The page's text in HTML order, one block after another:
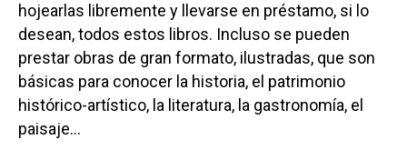
hojearlas libremente y llevarse en préstamo, si lo
desean, todos estos libros. Incluso se pueden
prestar obras de gran formato, ilustradas, que son
básicas para conocer la historia, el patrimonio
histórico-artístico, la literatura, la gastronomía, el
paisaje…